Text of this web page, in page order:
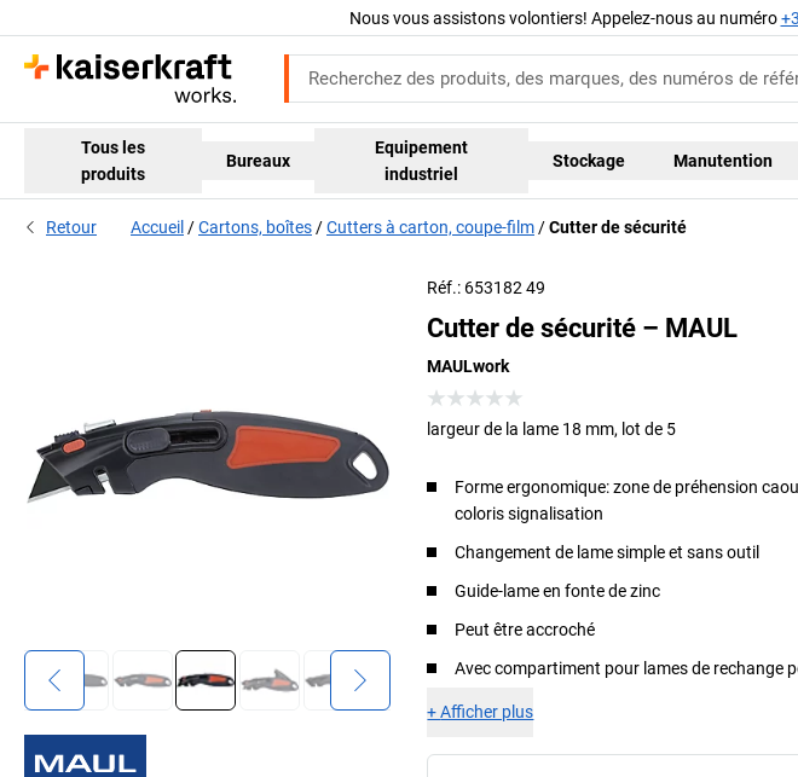
Nous vous assistons volontiers! Appelez-nous au numéro
Tous les
produits
Bureaux
Equipement
industriel
Stockage Manutention
Retour Accueil Cartons, boîtes Cutters à carton, coupe-film Cutter de sécurité
Réf.: 653182 49
Cutter de sécurité – MAUL
MAULwork
largeur de la lame 18 mm, lot de 5
Forme ergonomique: zone de préhension
coloris signalisation
Changement de lame simple et sans outil
Guide-lame en fonte de zinc
Peut être accroché
Avec compartiment pour lames de rechange
+Afficher plus